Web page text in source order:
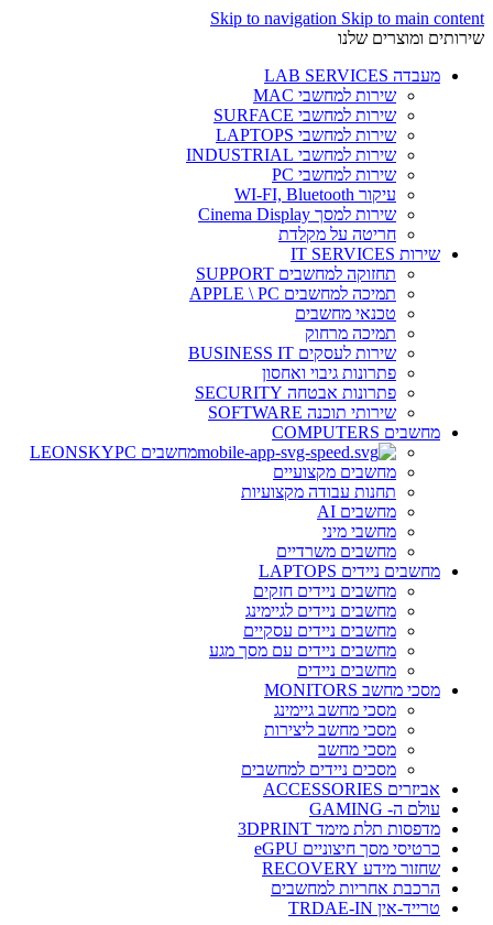
Skip to navigation Skip to main content
שירותים ומוצרים שלנו
מעבדה LAB SERVICES
שירות למחשבי MAC
שירות למחשבי SURFACE
שירות למחשבי LAPTOPS
שירות למחשבי INDUSTRIAL
שירות למחשבי PC
עיקור WI-FI, Bluetooth
שירות למסך Cinema Display
חריטה על מקלדת
שירות IT SERVICES
תחזוקה למחשבים SUPPORT
תמיכה למחשבים APPLE \ PC
טכנאי מחשבים
תמיכה מרחוק
שירות לעסקים BUSINESS IT
פתרונות גיבוי ואחסון
פתרונות אבטחה SECURITY
שירותי תוכנה SOFTWARE
מחשבים COMPUTERS
מחשבים LEONSKYPC
מחשבים מקצועיים
תחנות עבודה מקצועיות
מחשבים AI
מחשבי מיני
מחשבים משרדיים
מחשבים ניידים LAPTOPS
מחשבים ניידים חזקים
מחשבים ניידים לגיימינג
מחשבים ניידים עסקיים
מחשבים ניידים עם מסך מגע
מחשבים ניידים
מסכי מחשב MONITORS
מסכי מחשב גיימינג
מסכי מחשב ליצירות
מסכי מחשב
מסכים ניידים למחשבים
אביזרים ACCESSORIES
עולם ה- GAMING
מדפסות תלת מימד 3DPRINT
כרטיסי מסך חיצוניים eGPU
שחזור מידע RECOVERY
הרכבת אחריות למחשבים
טרייד-אין TRDAE-IN